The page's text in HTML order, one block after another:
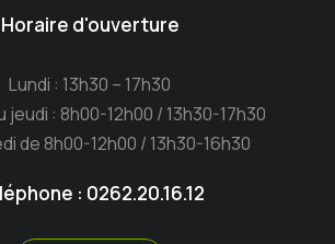
Horaire d'ouverture
Lundi : 13h30 – 17h30
jeudi : 8h00-12h00 / 13h30-17h30
de 8h00-12h00 / 13h30-16h30
: 0262.20.16.12